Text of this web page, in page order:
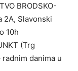
BRODSKO-
2A, Slavonski
10h
(Trg
danima u